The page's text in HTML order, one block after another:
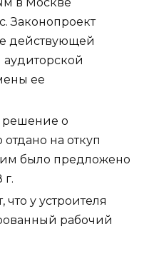
в Москве
Законопроект
действующей
ее
о
на откуп
было предложено
г.
у устроителя
рабочий